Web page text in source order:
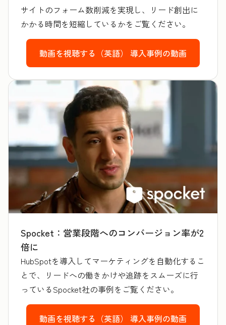
サイトのフォーム数削減を実現し、リード創出に
かかる時間を短縮しているかをご覧ください。
動画を視聴する（英語） 導入事例の動画
Spocket：営業段階へのコンバージョン率が2
倍に
HubSpotを導入してマーケティングを自動化するこ
とで、リードへの働きかけや追跡をスムーズに行
っているSpocket社の事例をご覧ください。
動画を視聴する（英語） 導入事例の動画